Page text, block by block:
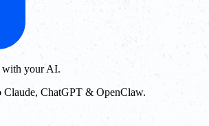
with your AI.
Claude, ChatGPT & OpenClaw.